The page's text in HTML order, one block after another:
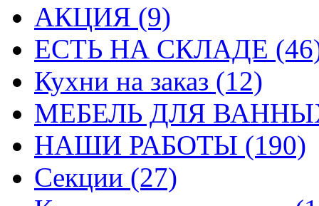
АКЦИЯ (9)
ЕСТЬ НА СКЛАДЕ
Кухни на заказ (12)
МЕБЕЛЬ ДЛЯ
НАШИ РАБОТЫ (190)
Секции (27)